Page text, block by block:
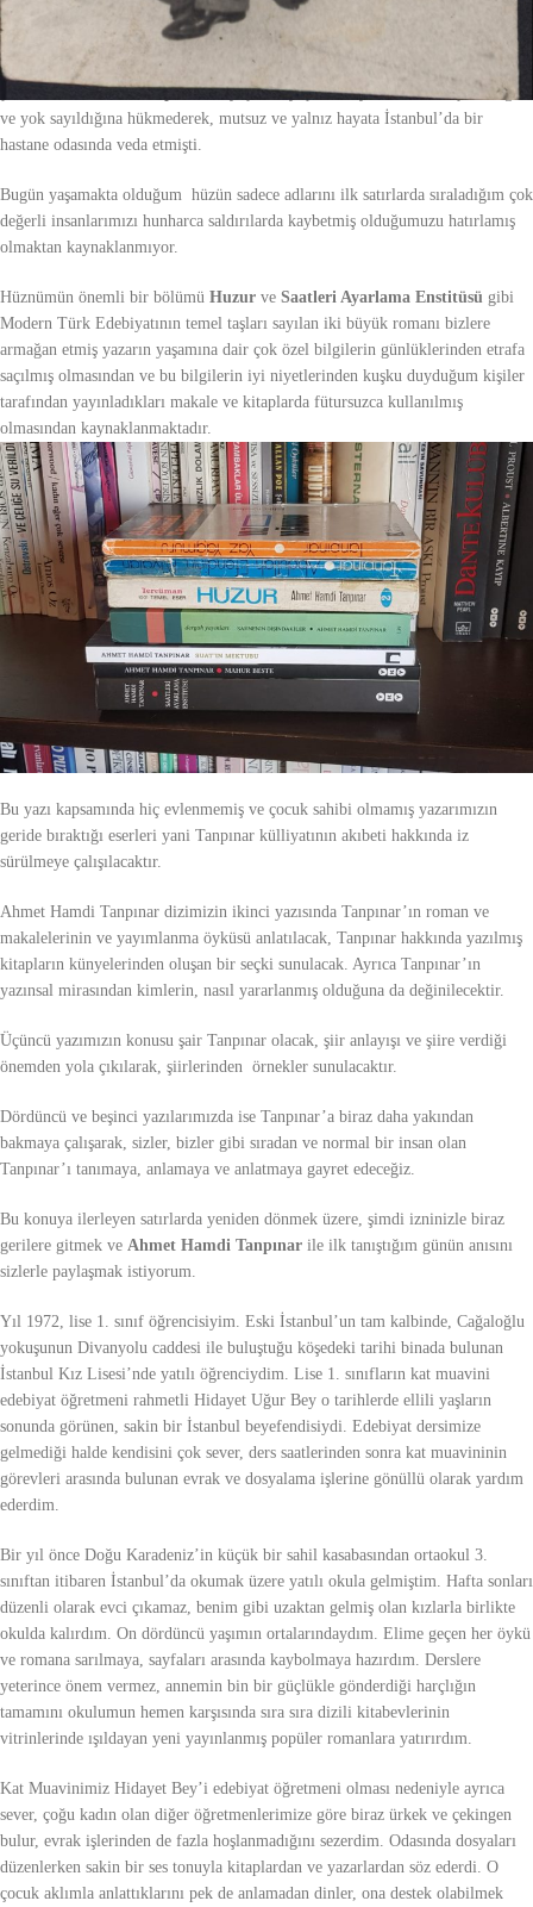
Bir başka yılda, 24 Ocak 1962 tarihinde ise edebiyat öğretmeni, edebiyat
tarihçisi, üniversitede uzun yıllar edebiyat tarihi ve estetik dersi veren yazar,
Ahmet Hamdi Tanpınar61 yaşında, yaşama doyamadan, anlaşılmadığına
ve yok sayıldığına hükmederek, mutsuz ve yalnız hayata İstanbul’da bir
hastane odasında veda etmişti.
Bugün yaşamakta olduğum hüzün sadece adlarını ilk satırlarda sıraladığım çok
değerli insanlarımızı hunharca saldırılarda kaybetmiş olduğumuzu hatırlamış
olmaktan kaynaklanmıyor.
Hüznümün önemli bir bölümü Huzur ve Saatleri Ayarlama Enstitüsü gibi
Modern Türk Edebiyatının temel taşları sayılan iki büyük romanı bizlere
armağan etmiş yazarın yaşamına dair çok özel bilgilerin günlüklerinden etrafa
saçılmış olmasından ve bu bilgilerin iyi niyetlerinden kuşku duyduğum kişiler
tarafından yayınladıkları makale ve kitaplarda fütursuzca kullanılmış
olmasından kaynaklanmaktadır.
Bu yazı kapsamında hiç evlenmemiş ve çocuk sahibi olmamış yazarımızın
geride bıraktığı eserleri yani Tanpınar külliyatının akıbeti hakkında iz
sürülmeye çalışılacaktır.
Ahmet Hamdi Tanpınar dizimizin ikinci yazısında Tanpınar’ın roman ve
makalelerinin ve yayımlanma öyküsü anlatılacak, Tanpınar hakkında yazılmış
kitapların künyelerinden oluşan bir seçki sunulacak. Ayrıca Tanpınar’ın
yazınsal mirasından kimlerin, nasıl yararlanmış olduğuna da değinilecektir.
Üçüncü yazımızın konusu şair Tanpınar olacak, şiir anlayışı ve şiire verdiği
önemden yola çıkılarak, şiirlerinden örnekler sunulacaktır.
Dördüncü ve beşinci yazılarımızda ise Tanpınar’a biraz daha yakından
bakmaya çalışarak, sizler, bizler gibi sıradan ve normal bir insan olan
Tanpınar’ı tanımaya, anlamaya ve anlatmaya gayret edeceğiz.
Bu konuya ilerleyen satırlarda yeniden dönmek üzere, şimdi izninizle biraz
gerilere gitmek ve Ahmet Hamdi Tanpınar ile ilk tanıştığım günün anısını
sizlerle paylaşmak istiyorum.
Yıl 1972, lise 1. sınıf öğrencisiyim. Eski İstanbul’un tam kalbinde, Cağaloğlu
yokuşunun Divanyolu caddesi ile buluştuğu köşedeki tarihi binada bulunan
İstanbul Kız Lisesi’nde yatılı öğrenciydim. Lise 1. sınıfların kat muavini
edebiyat öğretmeni rahmetli Hidayet Uğur Bey o tarihlerde ellili yaşların
sonunda görünen, sakin bir İstanbul beyefendisiydi. Edebiyat dersimize
gelmediği halde kendisini çok sever, ders saatlerinden sonra kat muavininin
görevleri arasında bulunan evrak ve dosyalama işlerine gönüllü olarak yardım
ederdim.
Bir yıl önce Doğu Karadeniz’in küçük bir sahil kasabasından ortaokul 3.
sınıftan itibaren İstanbul’da okumak üzere yatılı okula gelmiştim. Hafta sonları
düzenli olarak evci çıkamaz, benim gibi uzaktan gelmiş olan kızlarla birlikte
okulda kalırdım. On dördüncü yaşımın ortalarındaydım. Elime geçen her öykü
ve romana sarılmaya, sayfaları arasında kaybolmaya hazırdım. Derslere
yeterince önem vermez, annemin bin bir güçlükle gönderdiği harçlığın
tamamını okulumun hemen karşısında sıra sıra dizili kitabevlerinin
vitrinlerinde ışıldayan yeni yayınlanmış popüler romanlara yatırırdım.
Kat Muavinimiz Hidayet Bey’i edebiyat öğretmeni olması nedeniyle ayrıca
sever, çoğu kadın olan diğer öğretmenlerimize göre biraz ürkek ve çekingen
bulur, evrak işlerinden de fazla hoşlanmadığını sezerdim. Odasında dosyaları
düzenlerken sakin bir ses tonuyla kitaplardan ve yazarlardan söz ederdi. O
çocuk aklımla anlattıklarını pek de anlamadan dinler, ona destek olabilmek